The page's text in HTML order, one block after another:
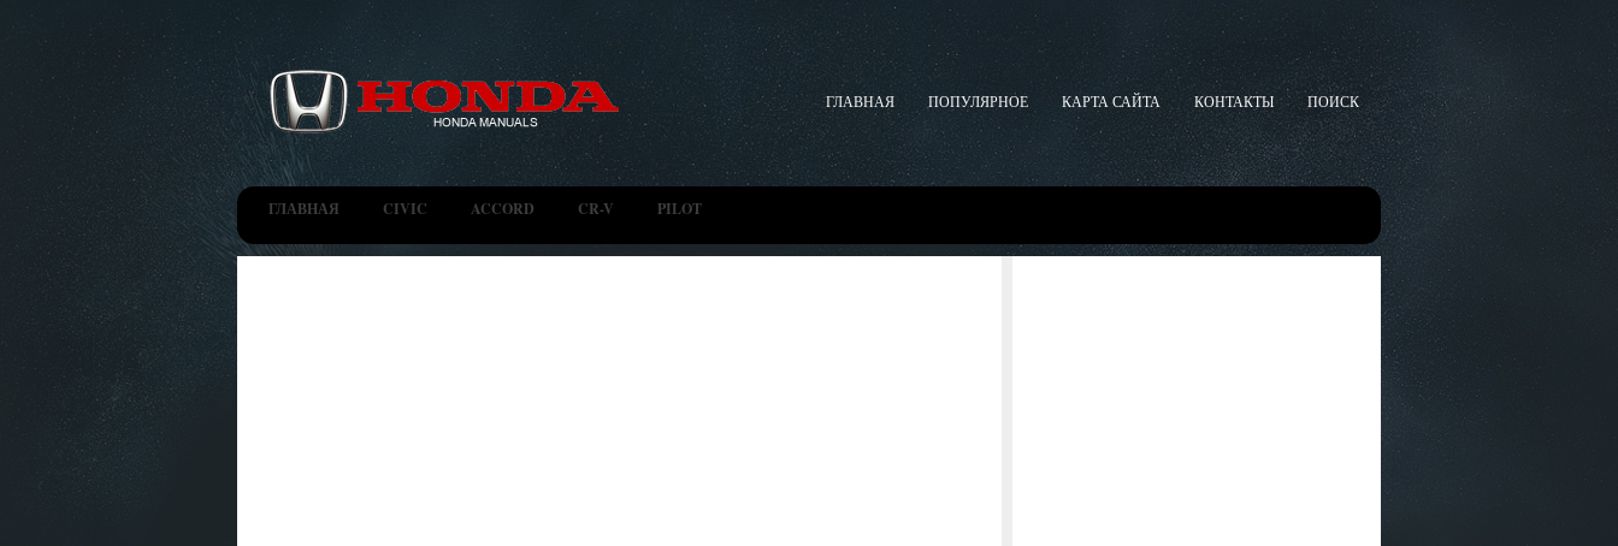
ГЛАВНАЯ ПОПУЛЯРНОЕ КАРТА САЙТА КОНТАКТЫ ПОИСК
ГЛАВНАЯ CIVIC ACCORD CR-V PILOT